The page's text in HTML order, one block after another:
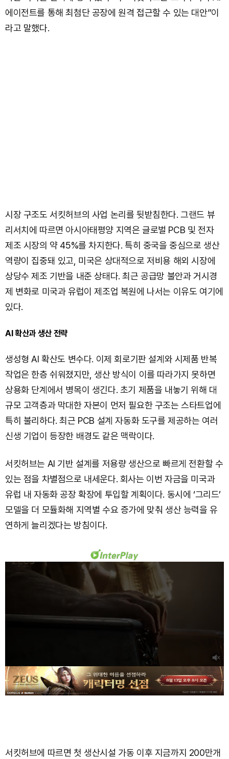
에이전트를 통해 최첨단 공장에 원격 접근할 수 있는 대안”이
라고 말했다.
시장 구조도 서킷허브의 사업 논리를 뒷받침한다. 그랜드 뷰
리서치에 따르면 아시아태평양 지역은 글로벌 PCB 및 전자
제조 시장의 약 45%를 차지한다. 특히 중국을 중심으로 생산
역량이 집중돼 있고, 미국은 상대적으로 저비용 해외 시장에
상당수 제조 기반을 내준 상태다. 최근 공급망 불안과 거시경
제 변화로 미국과 유럽이 제조업 복원에 나서는 이유도 여기에
있다.
AI 확산과 생산 전략
생성형 AI 확산도 변수다. 이제 회로기판 설계와 시제품 반복
작업은 한층 쉬워졌지만, 생산 방식이 이를 따라가지 못하면
상용화 단계에서 병목이 생긴다. 초기 제품을 내놓기 위해 대
규모 고객층과 막대한 자본이 먼저 필요한 구조는 스타트업에
특히 불리하다. 최근 PCB 설계 자동화 도구를 제공하는 여러
신생 기업이 등장한 배경도 같은 맥락이다.
서킷허브는 AI 기반 설계를 저용량 생산으로 빠르게 전환할 수
있는 점을 차별점으로 내세운다. 회사는 이번 자금을 미국과
유럽 내 자동화 공장 확장에 투입할 계획이다. 동시에 ‘그리드’
모델을 더 모듈화해 지역별 수요 증가에 맞춰 생산 능력을 유
연하게 늘리겠다는 방침이다.
서킷허브에 따르면 첫 생산시설 가동 이후 지금까지 200만개